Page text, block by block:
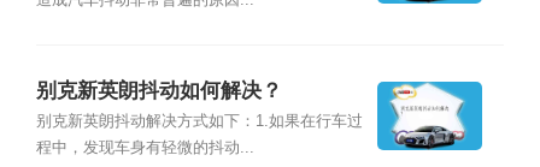
别克新英朗抖动如何解决？
别克新英朗抖动解决方式如下：1.如果在行车过
程中，发现车身有轻微的抖动...